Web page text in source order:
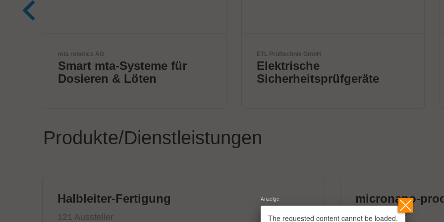
ETL Prüftechnik GmbH
Elektrische
Sicherheitsprüfgeräte
ELANTAS Europe GmbH
Electronic Protection
Produkte/Dienstleistungen
Halbleiter-Fertigung
121 Aussteller
micronano-
39 Aussteller
The requested content cannot be loaded.
Anzeige